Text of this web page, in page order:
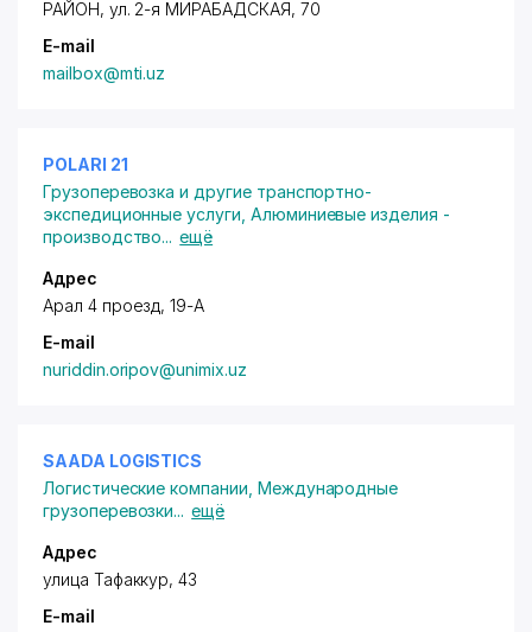
РАЙОН, ул. 2-я МИРАБАДСКАЯ, 70
E-mail
mailbox@mti.uz
POLARI 21
Грузоперевозка и другие транспортно-
экспедиционные услуги Алюминиевые изделия -
производство... ещё
Адрес
Арал 4 проезд, 19-А
E-mail
nuriddin.oripov@unimix.uz
SAADA LOGISTICS
Логистические компании Международные
грузоперевозки... ещё
Адрес
улица Тафаккур, 43
E-mail